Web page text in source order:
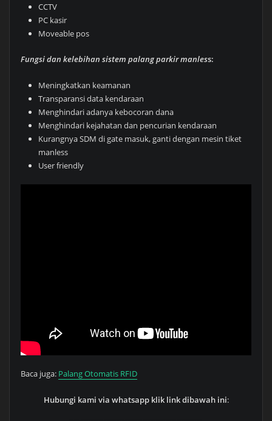
CCTV
PC kasir
Moveable pos
Fungsi dan kelebihan sistem palang parkir manless:
Meningkatkan keamanan
Transparansi data kendaraan
Menghindari adanya kebocoran dana
Menghindari kejahatan dan pencurian kendaraan
Kurangnya SDM di gate masuk, ganti dengan mesin tiket
manless
User friendly
Baca juga: Palang Otomatis RFID
Hubungi kami via whatsapp klik link dibawah ini: